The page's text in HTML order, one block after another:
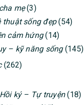
mẹ(3)
thuật sống đẹp(54)
cảm hứng(14)
– kỹ năng sống(145)
(262)
ký – Tự truyện(18)